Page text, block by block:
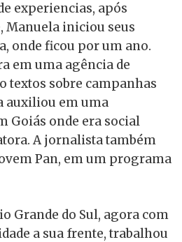
experiencias, após
Manuela iniciou seus
onde ficou por um ano.
em uma agência de
textos sobre campanhas
auxiliou em uma
Goiás onde era social
A jornalista também
Pan, em um programa
Grande do Sul, agora com
a sua frente, trabalhou